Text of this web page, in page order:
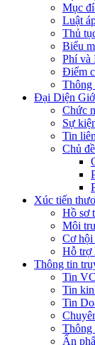
Mục
Luật
Thủ
Biểu
Phí và
Điểm
Thông
Đại Diện
Chức
Sự
Tin
Chủ đề
Xúc tiến
Hồ sơ
Môi
Cơ hội
Hỗ trợ
Thông tin
Tin
Tin
Tin
Thông
Ấn